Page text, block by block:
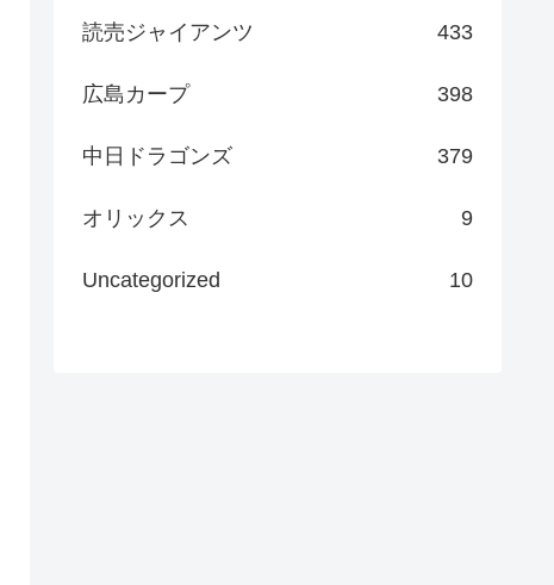
読売ジャイアンツ 433
広島カープ 398
中日ドラゴンズ 379
オリックス 9
Uncategorized 10